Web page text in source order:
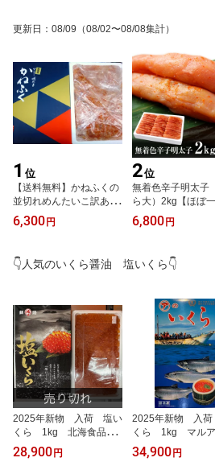
更新日 ： 08/09 （08/02〜08/08集計）
1 位
【送料無料】かねふくの
並切れめんたいこ訳あり
数量限定/メガ盛り/無着
色並切れ辛子明太子2kg
Oct16
6,300 円
2位
無着色辛子明太子
ら大）2kg【ほぼ
物】【送料無料】
ぎです。（国内加
あり】/お中元/父の
P09Jul16
6,800 円
👇人気のいくら醤油 塩いくら👇
2025年新物 入荷 塩い
くら 1kg 北海食品
送料無料 贈答 贈り物 訳
あり メガ盛り お歳暮
28,900 円
2025年新物 入
くら 1kg マルア
商店 農林水産大
賞 北海道産 送
34,900 円